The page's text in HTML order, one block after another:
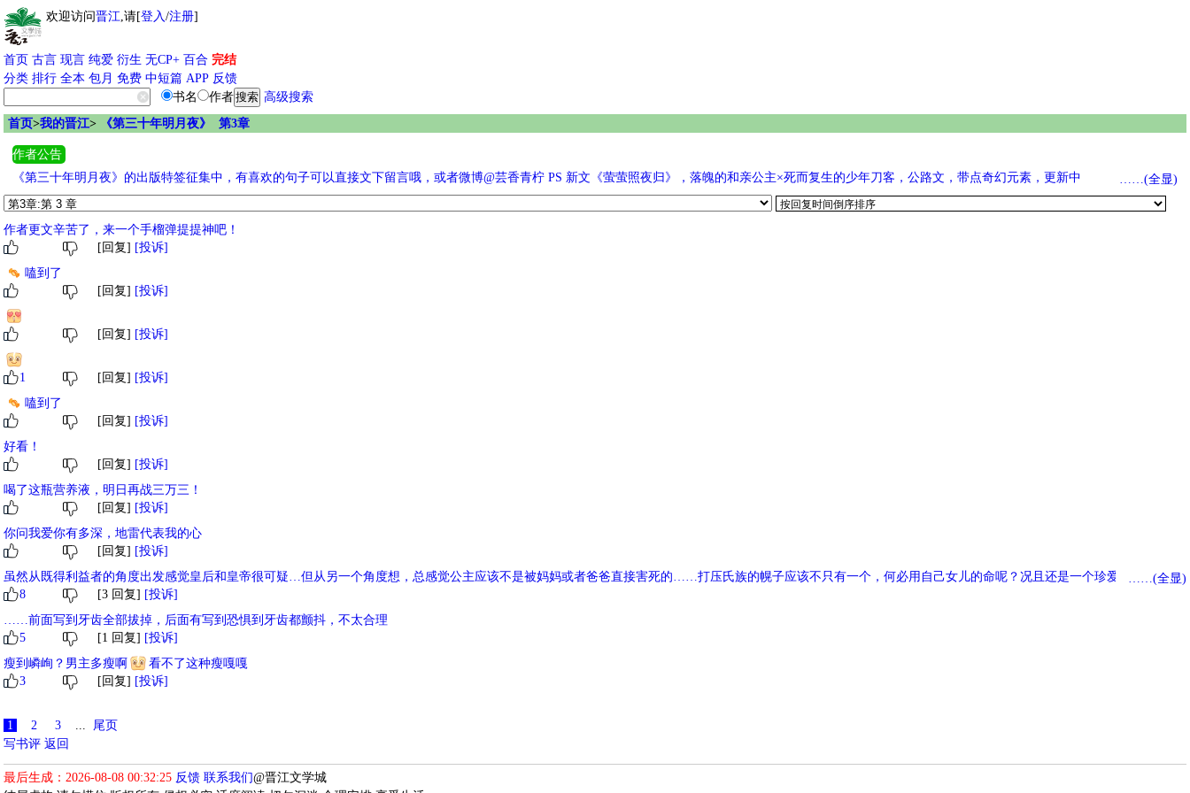
欢迎访问晋江,请[登入/注册]
首页 古言 现言 纯爱 衍生 无CP+ 百合 完结
分类 排行 全本 包月 免费 中短篇 APP 反馈
书名
作者
高级搜索
首页>我的晋江> 《第三十年明月夜》 第3章
作者公告
《第三十年明月夜》的出版特签征集中，有喜欢的句子可以直接文下留言哦，或者微博@芸香青柠 PS 新文《萤萤照夜归》，落魄的和亲公主×死而复生的少年刀客，公路文，带点奇幻元素，更新中
……(全显)
作者更文辛苦了，来一个手榴弹提提神吧！
[回复] [投诉]
嗑到了
[回复] [投诉]
[回复] [投诉]
1 [回复] [投诉]
嗑到了
[回复] [投诉]
好看！
[回复] [投诉]
喝了这瓶营养液，明日再战三万三！
[回复] [投诉]
你问我爱你有多深，地雷代表我的心
[回复] [投诉]
虽然从既得利益者的角度出发感觉皇后和皇帝很可疑…但从另一个角度想，总感觉公主应该不是被妈妈或者爸爸直接害死的……打压氏族的幌子应该不只有一个，何必用自己女儿的命呢？况且还是一个珍爱的，受宠的
公主。
……(全显)
8
[3 回复] [投诉]
……前面写到牙齿全部拔掉，后面有写到恐惧到牙齿都颤抖，不太合理
5
[1 回复] [投诉]
瘦到嶙峋？男主多瘦啊
看不了这种瘦嘎嘎
3
[回复] [投诉]
1 2 3 ...
尾页
写书评 返回
最后生成：2026-08-08 00:32:25 反馈 联系我们@晋江文学城